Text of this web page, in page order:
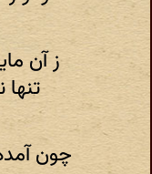
ز آن
چون